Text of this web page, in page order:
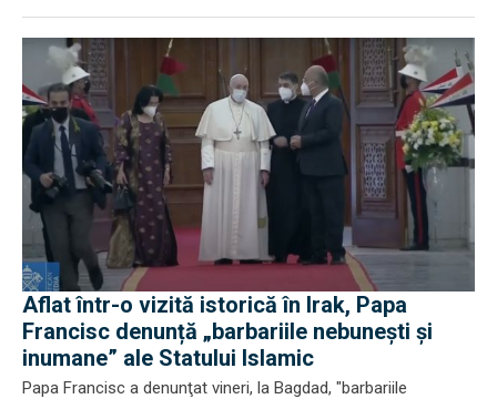
Aflat într-o vizită istorică în Irak, Papa
Francisc denunță „barbariile nebunești și
inumane” ale Statului Islamic
Papa Francisc a denunţat vineri, la Bagdad, "barbariile